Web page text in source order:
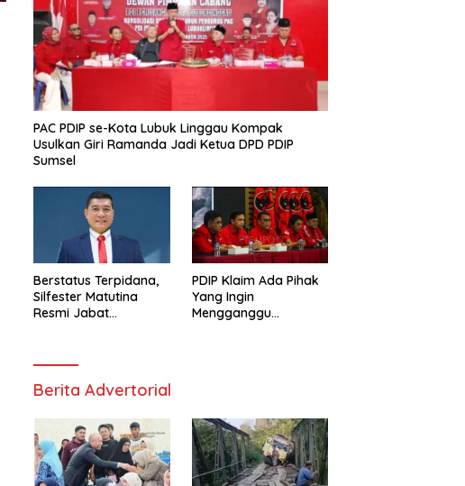
PAC PDIP se-Kota Lubuk Linggau Kompak
Usulkan Giri Ramanda Jadi Ketua DPD PDIP
Sumsel
Berstatus Terpidana,
Silfester Matutina
Resmi Jabat
PDIP Klaim Ada Pihak
Yang Ingin
Mengganggu
Berita Advertorial